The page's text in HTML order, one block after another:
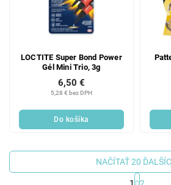
LOCTITE Super Bond Power
Gél Mini Trio, 3g
5,28 € bez DPH
6,50 €
Do košíka
NAČÍTAŤ 20